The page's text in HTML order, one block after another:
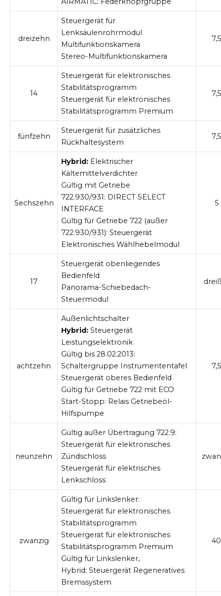
dreizehn
Steuergerät für
Lenksäulenrohrmodul
Multifunktionskamera
Stereo-Multifunktionskamera
7,5
14
Steuergerät für elektronisches
Stabilitätsprogramm
Steuergerät für elektronisches
Stabilitätsprogramm Premium
7,5
fünfzehn
Steuergerät für zusätzliches
Rückhaltesystem
7,5
Sechszehn
Hybrid: Elektrischer
Kältemittelverdichter
Gültig mit Getriebe
722.930/931: DIRECT SELECT
INTERFACE
Gültig für Getriebe 722 (außer
722.930/931): Steuergerät
Elektronisches Wählhebelmodul
5
17
Steuergerät obenliegendes
Bedienfeld
Panorama-Schiebedach-
Steuermodul
achtzehn
Außenlichtschalter
Hybrid: Steuergerät
Leistungselektronik
Gültig bis 28.02.2013:
Schaltergruppe Instrumententafel
Steuergerät oberes Bedienfeld
Gültig für Getriebe 722 mit ECO
Start-Stopp: Relais Getriebeöl-
Hilfspumpe
7,5
neunzehn
Gültig außer Übertragung 722.9:
Steuergerät für elektronisches
Zündschloss
Steuergerät für elektrisches
Lenkschloss
zwanzig
Gültig für Linkslenker:
Steuergerät für elektronisches
Stabilitätsprogramm
Steuergerät für elektronisches
Stabilitätsprogramm Premium
Gültig für Linkslenker,
Hybrid: Steuergerät Regeneratives
Bremssystem
40